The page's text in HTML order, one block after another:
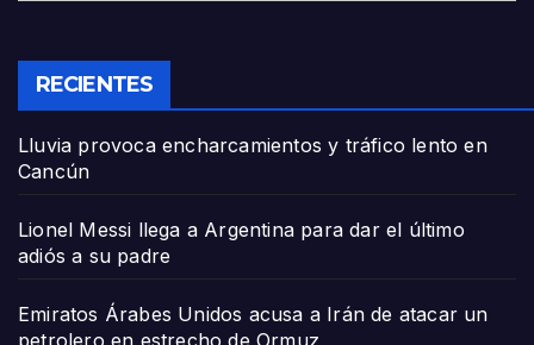
RECIENTES
Lluvia provoca encharcamientos y tráfico lento en
Cancún
Lionel Messi llega a Argentina para dar el último
adiós a su padre
Emiratos Árabes Unidos acusa a Irán de atacar un